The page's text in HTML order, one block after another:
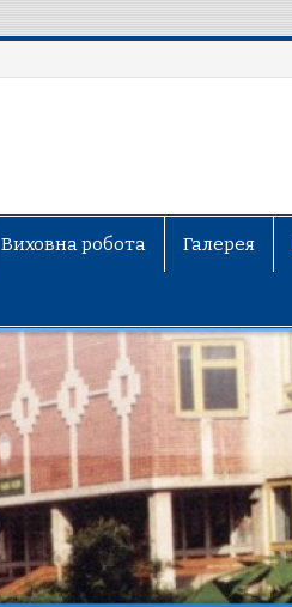
Виховна робота Галерея